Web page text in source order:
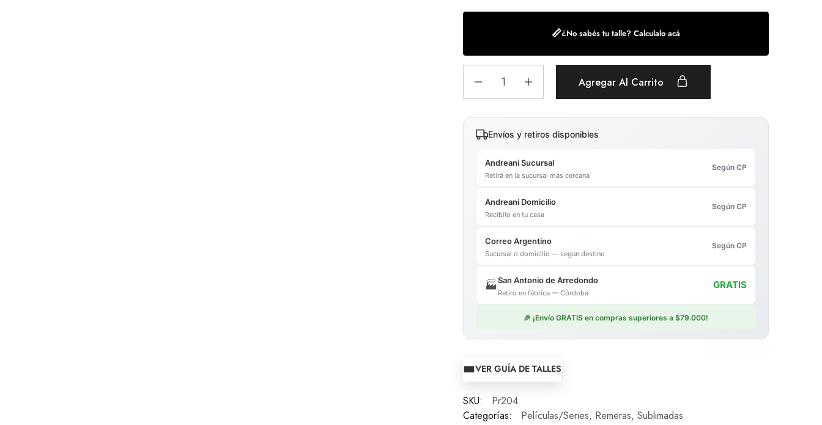
📏¿No sabés tu talle? Calculalo acá
Agregar Al Carrito
Envíos y retiros disponibles
Andreani Sucursal
Retirá en la sucursal más cercana
Según CP
Andreani Domicilio
Recibilo en tu casa
Según CP
Correo Argentino
Sucursal o domicilio — según destino
Según CP
🏭San Antonio de Arredondo
Retiro en fábrica — Córdoba
GRATIS
🎉 ¡Envío GRATIS en compras superiores a $79.000!
VER GUÍA DE TALLES
SKU:
Pr204
Categorías:
Películas/Series, Remeras, Sublimadas